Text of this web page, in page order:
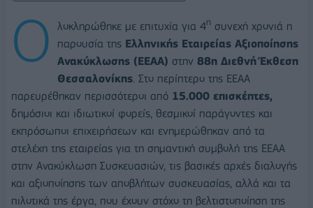
Ο λοκληρώθηκε με επιτυχία για 4η συνεχή χρονιά η
παρουσία της Ελληνικής Εταιρείας Αξιοποίησης
Ανακύκλωσης (ΕΕΑΑ) στην 88η Διεθνή Έκθεση
Θεσσαλονίκης. Στο περίπτερο της ΕΕΑΑ
παρευρέθηκαν περισσότεροι από 15.000 επισκέπτες,
δημόσιοι και ιδιωτικοί φορείς, θεσμικοί παράγοντες και
εκπρόσωποι επιχειρήσεων και ενημερώθηκαν από τα
στελέχη της εταιρείας για τη σημαντική συμβολή της ΕΕΑΑ
στην Ανακύκλωση Συσκευασιών, τις βασικές αρχές διαλογής
και αξιοποίησης των αποβλήτων συσκευασίας, αλλά και τα
πιλοτικά της έργα, που έχουν στόχο τη βελτιστοποίηση της